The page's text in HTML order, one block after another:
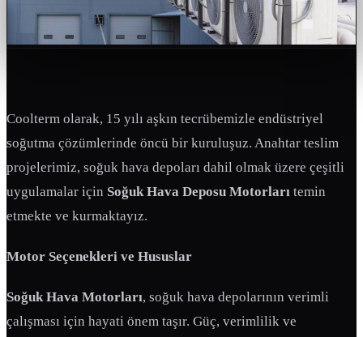
Coolterm olarak, 15 yılı aşkın tecrübemizle endüstriyel
soğutma çözümlerinde öncü bir kuruluşuz. Anahtar teslim
projelerimiz, soğuk hava depoları dahil olmak üzere çeşitli
uygulamalar için Soğuk Hava Deposu Motorları temin
etmekte ve kurmaktayız.
Motor Seçenekleri ve Hususlar
Soğuk Hava Motorları, soğuk hava depolarının verimli
çalışması için hayati önem taşır. Güç, verimlilik ve